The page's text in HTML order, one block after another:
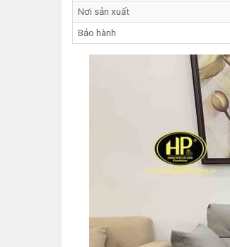
Nơi sản xuất
Bảo hành